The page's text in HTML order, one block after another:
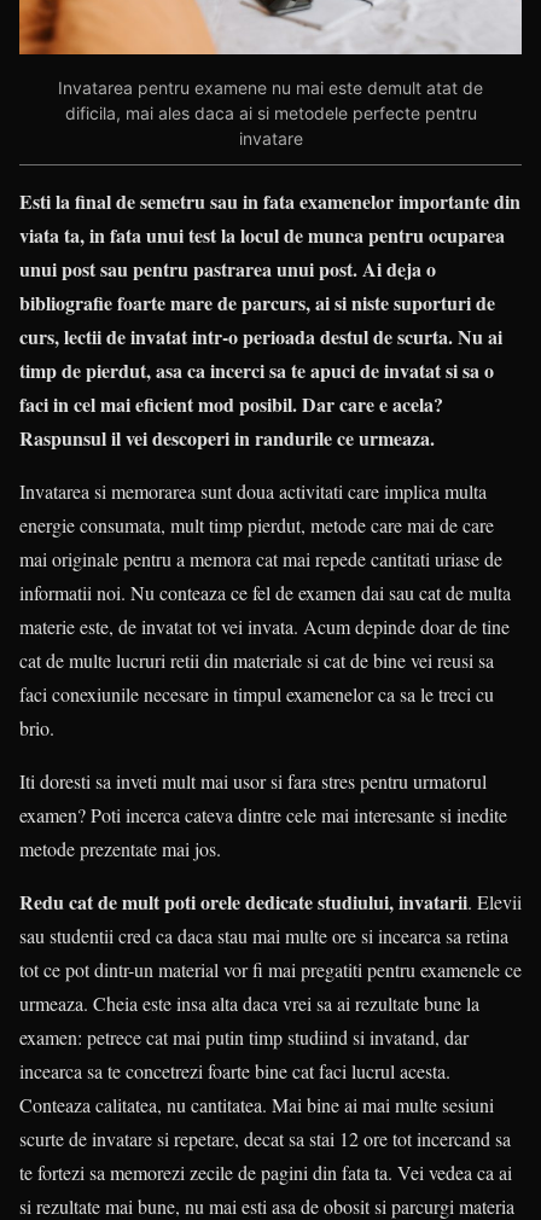
Invatarea pentru examene nu mai este demult atat de
dificila, mai ales daca ai si metodele perfecte pentru
invatare
Esti la final de semetru sau in fata examenelor importante din
viata ta, in fata unui test la locul de munca pentru ocuparea
unui post sau pentru pastrarea unui post. Ai deja o
bibliografie foarte mare de parcurs, ai si niste suporturi de
curs, lectii de invatat intr-o perioada destul de scurta. Nu ai
timp de pierdut, asa ca incerci sa te apuci de invatat si sa o
faci in cel mai eficient mod posibil. Dar care e acela?
Raspunsul il vei descoperi in randurile ce urmeaza.
Invatarea si memorarea sunt doua activitati care implica multa
energie consumata, mult timp pierdut, metode care mai de care
mai originale pentru a memora cat mai repede cantitati uriase de
informatii noi. Nu conteaza ce fel de examen dai sau cat de multa
materie este, de invatat tot vei invata. Acum depinde doar de tine
cat de multe lucruri retii din materiale si cat de bine vei reusi sa
faci conexiunile necesare in timpul examenelor ca sa le treci cu
brio.
Iti doresti sa inveti mult mai usor si fara stres pentru urmatorul
examen? Poti incerca cateva dintre cele mai interesante si inedite
metode prezentate mai jos.
Redu cat de mult poti orele dedicate studiului, invatarii. Elevii
sau studentii cred ca daca stau mai multe ore si incearca sa retina
tot ce pot dintr-un material vor fi mai pregatiti pentru examenele ce
urmeaza. Cheia este insa alta daca vrei sa ai rezultate bune la
examen: petrece cat mai putin timp studiind si invatand, dar
incearca sa te concetrezi foarte bine cat faci lucrul acesta.
Conteaza calitatea, nu cantitatea. Mai bine ai mai multe sesiuni
scurte de invatare si repetare, decat sa stai 12 ore tot incercand sa
te fortezi sa memorezi zecile de pagini din fata ta. Vei vedea ca ai
si rezultate mai bune, nu mai esti asa de obosit si parcurgi materia